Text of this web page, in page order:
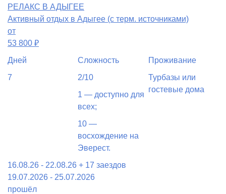
РЕЛАКС В АДЫГЕЕ
Активный отдых в Адыгее (с терм. источниками)
от
53 800 ₽
Дней
7
Сложность
2/10
1 — доступно для
всех;
10 —
восхождение на
Эверест.
Проживание
Турбазы или
гостевые дома
16.08.26 - 22.08.26 + 17 заездов
19.07.2026 - 25.07.2026
прошёл